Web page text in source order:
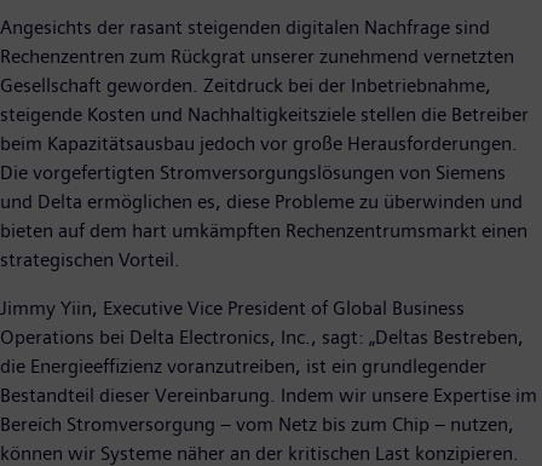
Angesichts der rasant steigenden digitalen Nachfrage sind
Rechenzentren zum Rückgrat unserer zunehmend vernetzten
Gesellschaft geworden. Zeitdruck bei der Inbetriebnahme,
steigende Kosten und Nachhaltigkeitsziele stellen die Betreiber
beim Kapazitätsausbau jedoch vor große Herausforderungen.
Die vorgefertigten Stromversorgungslösungen von Siemens
und Delta ermöglichen es, diese Probleme zu überwinden und
bieten auf dem hart umkämpften Rechenzentrumsmarkt einen
strategischen Vorteil.
Jimmy Yiin, Executive Vice President of Global Business
Operations bei Delta Electronics, Inc., sagt: „Deltas Bestreben,
die Energieeffizienz voranzutreiben, ist ein grundlegender
Bestandteil dieser Vereinbarung. Indem wir unsere Expertise im
Bereich Stromversorgung – vom Netz bis zum Chip – nutzen,
können wir Systeme näher an der kritischen Last konzipieren.